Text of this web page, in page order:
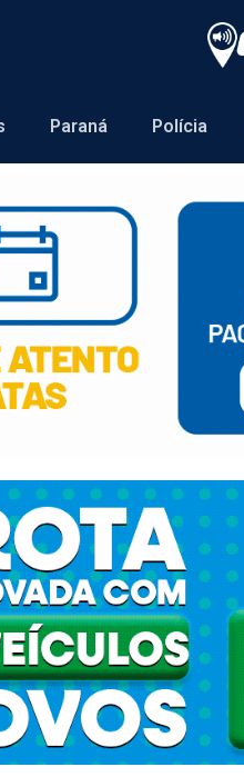
Paraná Polícia